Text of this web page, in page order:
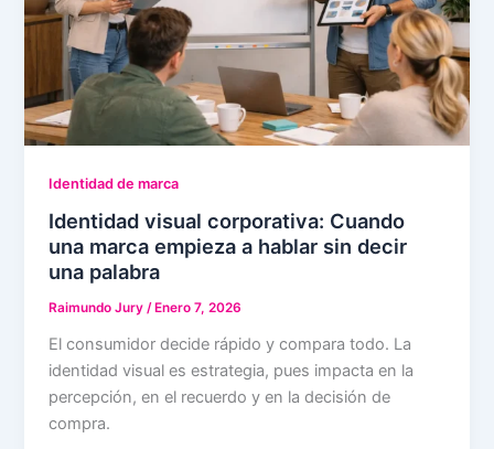
Identidad de marca
Identidad visual corporativa: Cuando
una marca empieza a hablar sin decir
una palabra
Raimundo Jury/ Enero 7, 2026
El consumidor decide rápido y compara todo. La
identidad visual es estrategia, pues impacta en la
percepción, en el recuerdo y en la decisión de
compra.